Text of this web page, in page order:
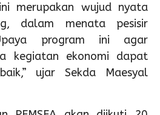
merupakan wujud nyata
dalam menata pesisir
program ini agar
kegiatan ekonomi dapat
ujar Sekda Maesyal